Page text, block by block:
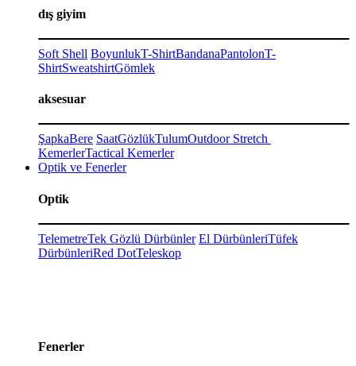
dış giyim
Soft Shell BoyunlukT-ShirtBandanaPantolonT-
ShirtSweatshirtGömlek
aksesuar
ŞapkaBere SaatGözlükTulumOutdoor Stretch
KemerlerTactical Kemerler
Optik ve Fenerler
Optik
TelemetreTek Gözlü Dürbünler El DürbünleriTüfek
DürbünleriRed DotTeleskop
Fenerler